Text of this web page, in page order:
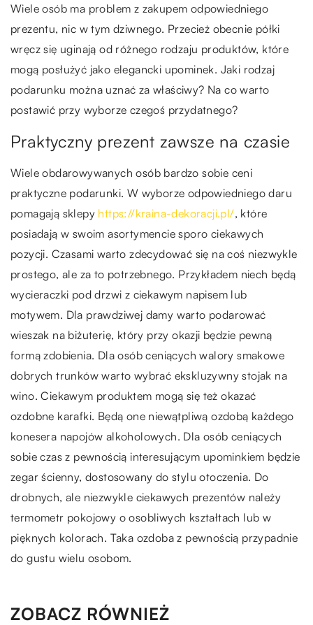
Wiele osób ma problem z zakupem odpowiedniego
prezentu, nic w tym dziwnego. Przecież obecnie półki
wręcz się uginają od różnego rodzaju produktów, które
mogą posłużyć jako elegancki upominek. Jaki rodzaj
podarunku można uznać za właściwy? Na co warto
postawić przy wyborze czegoś przydatnego?
Praktyczny prezent zawsze na czasie
Wiele obdarowywanych osób bardzo sobie ceni
praktyczne podarunki. W wyborze odpowiedniego daru
pomagają sklepy https://kraina-dekoracji.pl/, które
posiadają w swoim asortymencie sporo ciekawych
pozycji. Czasami warto zdecydować się na coś niezwykle
prostego, ale za to potrzebnego. Przykładem niech będą
wycieraczki pod drzwi z ciekawym napisem lub
motywem. Dla prawdziwej damy warto podarować
wieszak na biżuterię, który przy okazji będzie pewną
formą zdobienia. Dla osób ceniących walory smakowe
dobrych trunków warto wybrać ekskluzywny stojak na
wino. Ciekawym produktem mogą się też okazać
ozdobne karafki. Będą one niewątpliwą ozdobą każdego
konesera napojów alkoholowych. Dla osób ceniących
sobie czas z pewnością interesującym upominkiem będzie
zegar ścienny, dostosowany do stylu otoczenia. Do
drobnych, ale niezwykle ciekawych prezentów należy
termometr pokojowy o osobliwych kształtach lub w
pięknych kolorach. Taka ozdoba z pewnością przypadnie
do gustu wielu osobom.
ZOBACZ RÓWNIEŻ